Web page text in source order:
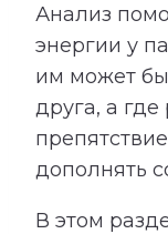
Анализ
энергии у
им может
друга, а где
дополнять
В этом